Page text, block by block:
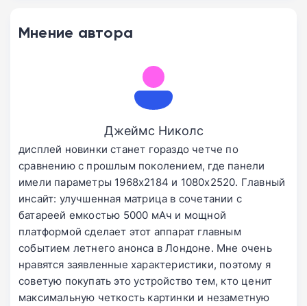
Мнение автора
Джеймс Николс
дисплей новинки станет гораздо четче по
сравнению с прошлым поколением, где панели
имели параметры 1968x2184 и 1080x2520. Главный
инсайт: улучшенная матрица в сочетании с
батареей емкостью 5000 мАч и мощной
платформой сделает этот аппарат главным
событием летнего анонса в Лондоне. Мне очень
нравятся заявленные характеристики, поэтому я
советую покупать это устройство тем, кто ценит
максимальную четкость картинки и незаметную